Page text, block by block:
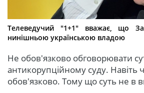
Телеведучий "1+1" вважає, що
нинішньою українською владою
Не обов'язково обговорювати
антикорупційному суду. Навіть
обов'язково. Тому що суть не в